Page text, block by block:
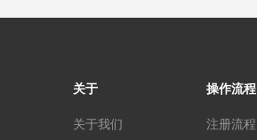
关于
关于我们
操作流程
注册流程